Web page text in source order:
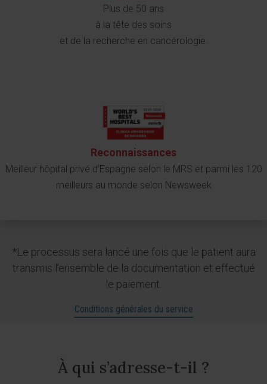
Plus de 50 ans
à la tête des soins
et de la recherche en cancérologie.
Reconnaissances
Meilleur hôpital privé d’Espagne selon le MRS et parmi les 120
meilleurs au monde selon Newsweek
*Le processus sera lancé une fois que le patient aura
transmis l’ensemble de la documentation et effectué
le paiement.
Conditions générales du service
À qui s’adresse-t-il ?